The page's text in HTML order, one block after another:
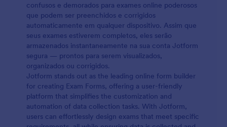
confusos e demorados para exames online poderosos
que podem ser preenchidos e corrigidos
automaticamente em qualquer dispositivo. Assim que
seus exames estiverem completos, eles serão
armazenados instantaneamente na sua conta Jotform
segura — prontos para serem visualizados,
organizados ou corrigidos.
Jotform stands out as the leading online form builder
for creating Exam Forms, offering a user-friendly
platform that simplifies the customization and
automation of data collection tasks. With Jotform,
users can effortlessly design exams that meet specific